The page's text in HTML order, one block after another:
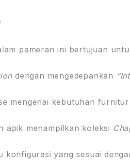
pameran ini bertujuan
dengan mengedepankan
mengenai kebutuhan
apik menampilkan koleksi
yang sesuai